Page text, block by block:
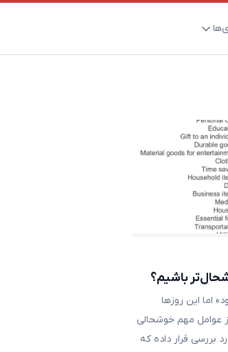
و طول عمر
سلامت
باشیم؟
اما این روزها
عوامل مهم خوشحالی
قرار داده که